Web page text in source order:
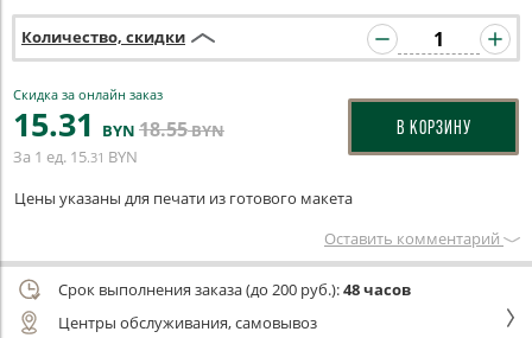
Количество, скидки
Скидка за онлайн заказ
15.31 BYN 18.55BYN
За 1 ед. 15.31 BYN
В КОРЗИНУ
Цены указаны для печати из готового макета
Оставить комментарий
Срок выполнения заказа (до 200 руб.):48 часов
Центры обслуживания, самовывоз